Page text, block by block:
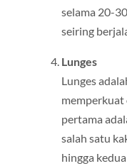
selama 20-
seiring
Lunges
Lunges
memperkuat
pertama
salah satu
hingga